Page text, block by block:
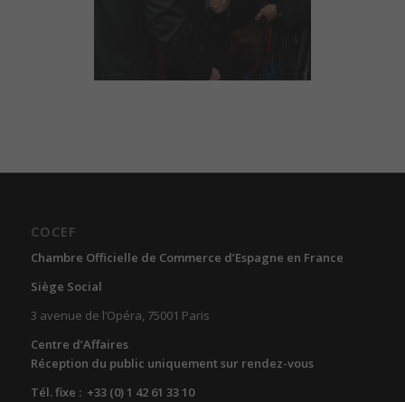
COCEF
Chambre Officielle de Commerce d’Espagne en France
Siège Social
3 avenue de l’Opéra, 75001 Paris
Centre d’Affaires
Réception du public uniquement sur rendez-vous
Tél. fixe : +33 (0) 1 42 61 33 10